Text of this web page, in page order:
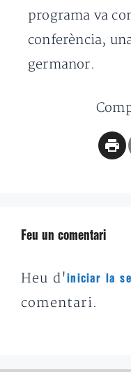
programa va
conferència,
germanor.
Feu un comentari
Heu d'iniciar la
comentari.